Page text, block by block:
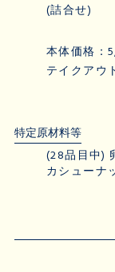
(詰合せ)
本体価格：
テイクアウ
特定原材料等
(28品目中)
カシューナ